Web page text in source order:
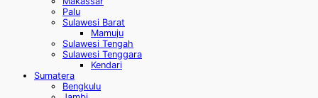
Palu
Sulawesi Barat
Mamuju
Sulawesi Tengah
Sulawesi Tenggara
Kendari
Sumatera
Bengkulu